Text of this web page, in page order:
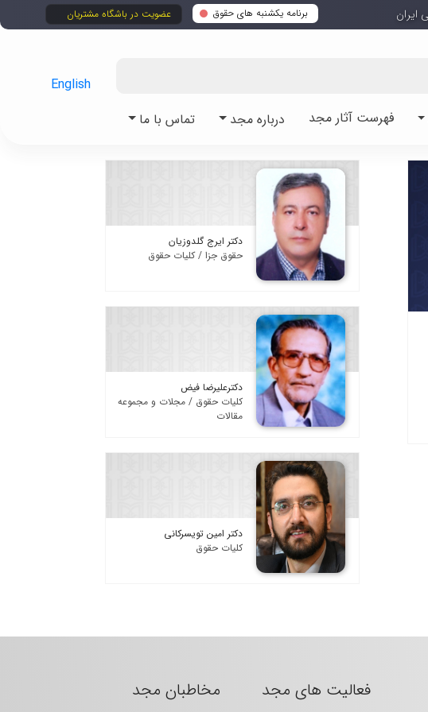
برنامه یکشنبه های حقوق عضویت در باشگاه مشتریان
فهرست آثار مجد درباره مجد تماس با ما
English
دکتر ایرج گلدوزیان
حقوق جزا / کلیات حقوق
دکترعلیرضا فیض
کلیات حقوق / مجلات و مجموعه
مقالات
دکتر امین تویسرکانی
کلیات حقوق
فعالیت های مجد مخاطبان مجد